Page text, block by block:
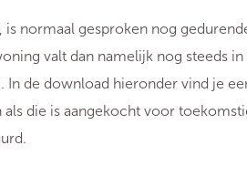
normaal gesproken nog
valt dan namelijk nog steeds
de download hieronder vind je
die is aangekocht voor